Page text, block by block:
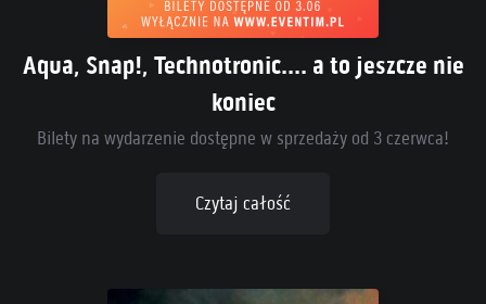
Aqua, Snap!, Technotronic.... a to jeszcze nie
koniec
Bilety na wydarzenie dostępne w sprzedaży od 3 czerwca!
Czytaj całość